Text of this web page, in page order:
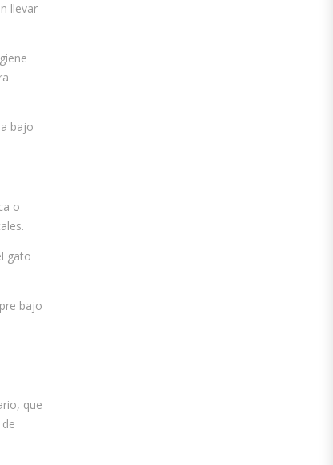
llevar
bajo
o
gato
bajo
que